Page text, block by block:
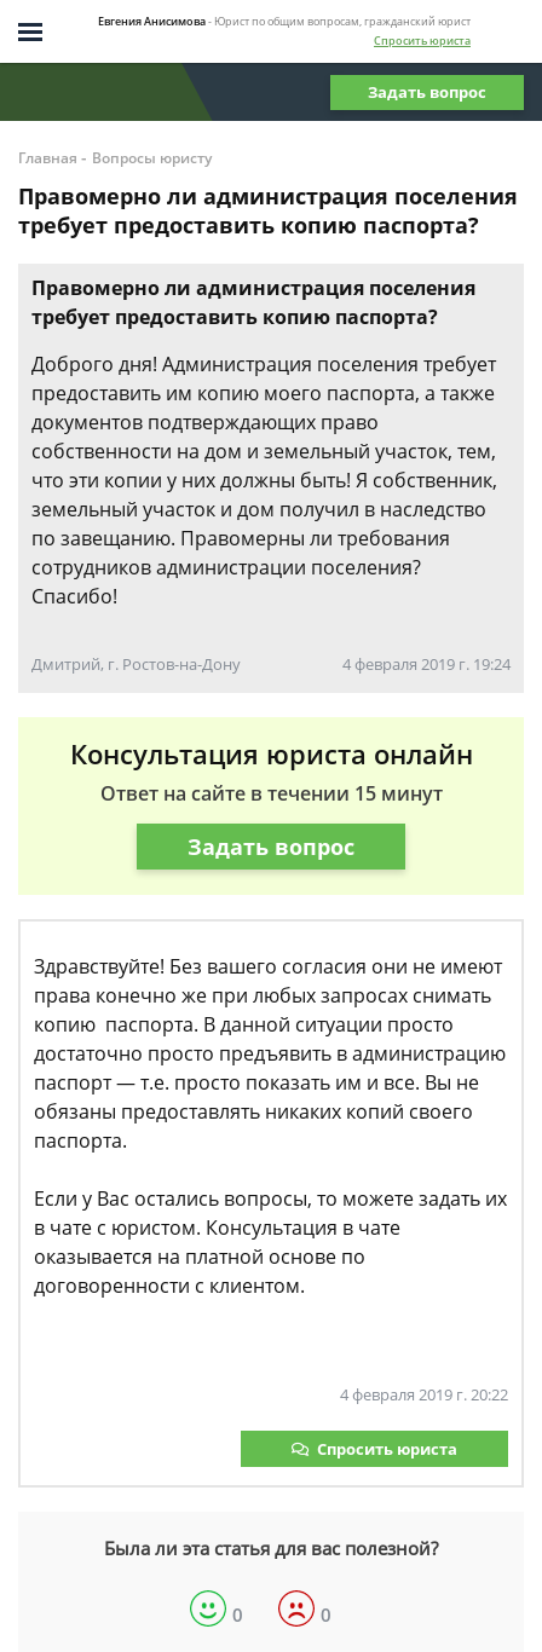
Евгения Анисимова- Юрист по общим вопросам, гражданский юрист
Спросить юриста
Задать вопрос
Главная - Вопросы юристу
Правомерно ли администрация поселения
требует предоставить копию паспорта?
Правомерно ли администрация поселения
требует предоставить копию паспорта?
Доброго дня! Администрация поселения требует
предоставить им копию моего паспорта, а также
документов подтверждающих право
собственности на дом и земельный участок, тем,
что эти копии у них должны быть! Я собственник,
земельный участок и дом получил в наследство
по завещанию. Правомерны ли требования
сотрудников администрации поселения?
Спасибо!
Дмитрий, г. Ростов-на-Дону 4 февраля 2019 г. 19:24
Консультация юриста онлайн
Ответ на сайте в течении 15 минут
Задать вопрос
Здравствуйте! Без вашего согласия они не имеют
права конечно же при любых запросах снимать
копию паспорта. В данной ситуации просто
достаточно просто предъявить в администрацию
паспорт — т.е. просто показать им и все. Вы не
обязаны предоставлять никаких копий своего
паспорта.
Если у Вас остались вопросы, то можете задать их
в чате с юристом. Консультация в чате
оказывается на платной основе по
договоренности с клиентом.
4 февраля 2019 г. 20:22
Спросить юриста
Была ли эта статья для вас полезной?
0 0